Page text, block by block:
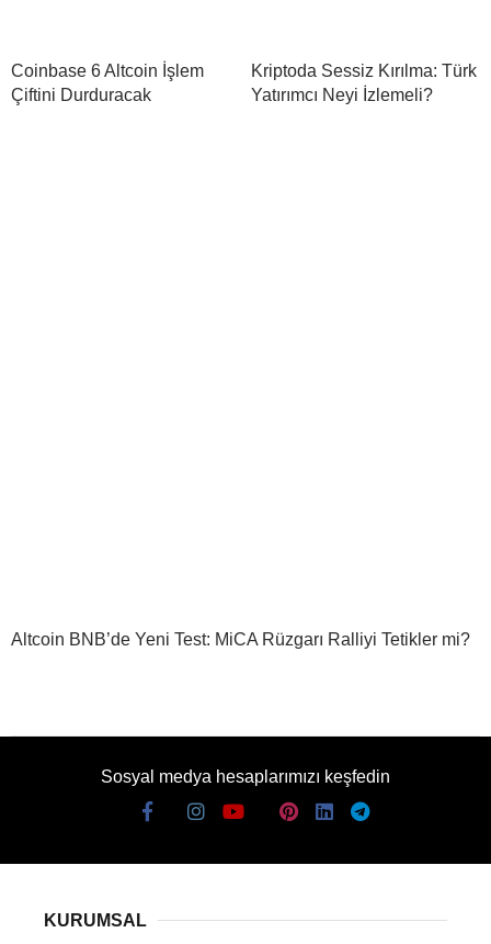
Coinbase 6 Altcoin İşlem
Çiftini Durduracak
Kriptoda Sessiz Kırılma: Türk
Yatırımcı Neyi İzlemeli?
Altcoin BNB’de Yeni Test: MiCA Rüzgarı Ralliyi Tetikler mi?
Sosyal medya hesaplarımızı keşfedin
KURUMSAL